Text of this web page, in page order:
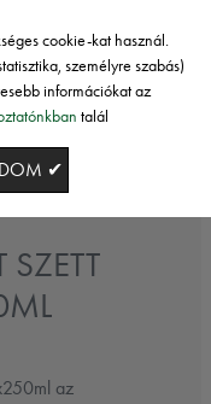
SZETT
az
cookie-kat használ.
személyre szabás)
információkat az
talál
✔